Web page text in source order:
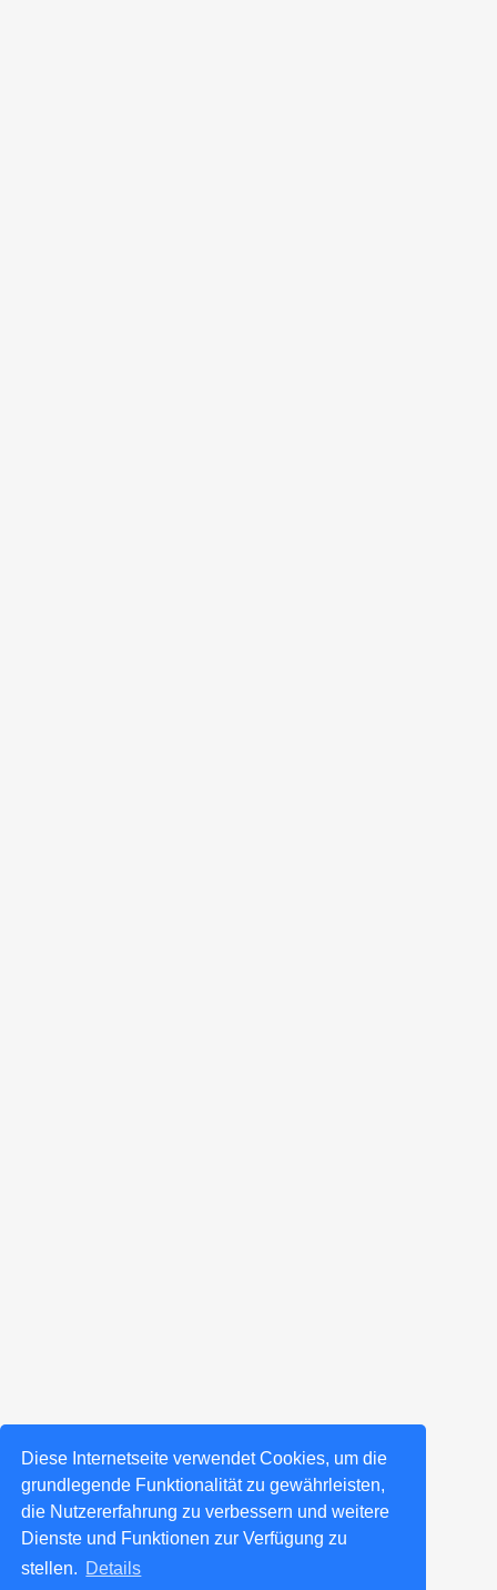
Diese Internetseite verwendet Cookies, um die
grundlegende Funktionalität zu gewährleisten,
die Nutzererfahrung zu verbessern und weitere
Dienste und Funktionen zur Verfügung zu
stellen. Details